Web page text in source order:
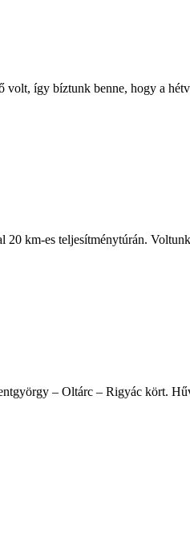
így bíztunk benne, hogy a
km-es teljesítménytúrán.
– Oltárc – Rigyác kört.